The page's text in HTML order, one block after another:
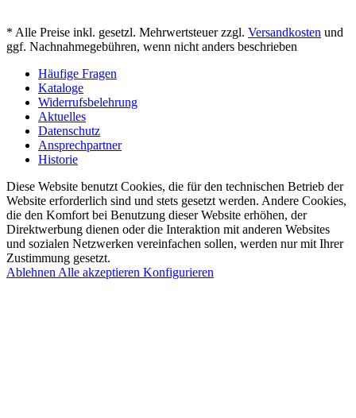
* Alle Preise inkl. gesetzl. Mehrwertsteuer zzgl. Versandkosten und
ggf. Nachnahmegebühren, wenn nicht anders beschrieben
Häufige Fragen
Kataloge
Widerrufsbelehrung
Aktuelles
Datenschutz
Ansprechpartner
Historie
Diese Website benutzt Cookies, die für den technischen Betrieb der
Website erforderlich sind und stets gesetzt werden. Andere Cookies,
die den Komfort bei Benutzung dieser Website erhöhen, der
Direktwerbung dienen oder die Interaktion mit anderen Websites
und sozialen Netzwerken vereinfachen sollen, werden nur mit Ihrer
Zustimmung gesetzt.
Ablehnen Alle akzeptieren Konfigurieren